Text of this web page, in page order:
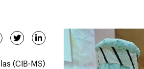
(CIB-MS)